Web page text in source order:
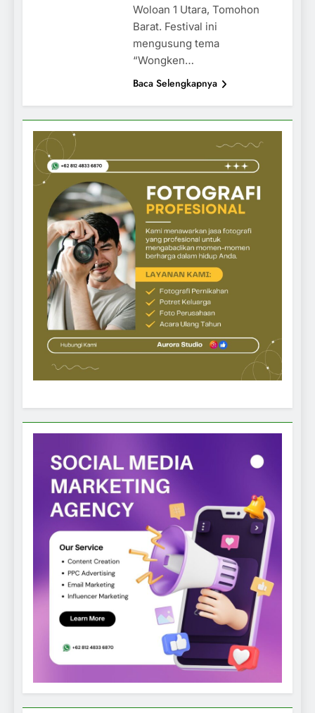
Woloan 1 Utara, Tomohon
Barat. Festival ini
mengusung tema
“Wongken…
Baca Selengkapnya